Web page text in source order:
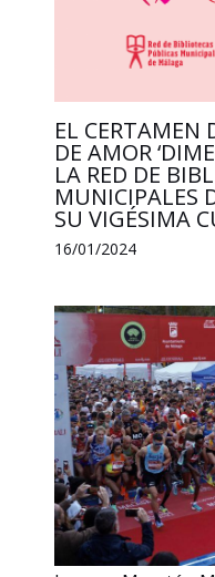
EL CERTAMEN
DE AMOR
LA RED DE
MUNICIPALES
SU VIGÉSIMA
16/01/2024